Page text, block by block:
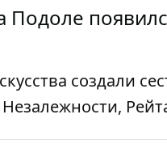
Подоле
создали